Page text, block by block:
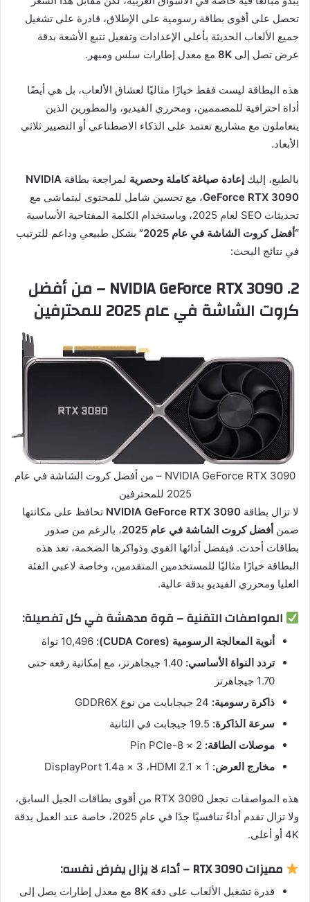
تحصل على أقوى بطاقة رسومية على الإطلاق، قادرة على تشغيل
جميع الألعاب الحديثة بأعلى الإعدادات وتفعيل تتبع الأشعة بدقة
عرض تصل إلى 8K مع معدل إطارات سلس ومبهر.
هذه البطاقة ليست فقط خيارًا مثاليًا لعشاق الألعاب، بل هي أيضًا
أداة احترافية للمصممين، ومحرري الفيديو، والمطورين الذين
يتعاملون مع مشاريع تعتمد على الذكاء الاصطناعي أو التصيير ثلاثي
الأبعاد.
بالطبع، إليك إعادة صياغة كاملة وحصرية لمراجعة بطاقة NVIDIA
GeForce RTX 3090، مع تحسين شامل للمحتوى ليتماشى مع
تحديثات SEO لعام 2025، وباستخدام الكلمة المفتاحية الأساسية
“أفضل كروت الشاشة في عام 2025”
بشكل طبيعي وداعم للترتيب
في نتائج البحث:
2. NVIDIA GeForce RTX 3090 – من أفضل
كروت الشاشة في عام 2025 للمحترفين
NVIDIA GeForce RTX 3090 – من أفضل كروت الشاشة في عام
2025 للمحترفين
لا تزال بطاقة NVIDIA GeForce RTX 3090 تحافظ على مكانتها
ضمن أفضل كروت الشاشة في عام 2025
، بالرغم من صدور
بطاقات أحدث. فبفضل أدائها القوي وذواكرها الضخمة، تعد هذه
البطاقة خيارًا مثاليًا للمستخدمين المتقدمين، وخاصة لاعبي الفئة
العليا ومحرري الفيديو بدقة عالية.
المواصفات التقنية – قوة مدهشة في كل تفصيلة:
أنوية المعالجة الرسومية (CUDA Cores):
تردد النواة الأساسي:
‏1.40 جيجاهرتز، مع إمكانية رفعه حتى
1.70 جيجاهرتز
ذاكرة رسومية:
سرعة الذاكرة:
موصلات الطاقة:
مخارج العرض:
هذه المواصفات تجعل RTX 3090 من أقوى بطاقات الجيل السابق،
ولا تزال تقدم أداءً تنافسيًا جدًا في عام 2025، خاصة عند العمل بدقة
4K أو أعلى.
مميزات RTX 3090 – أداء لا يزال يفرض نفسه:
قدرة تشغيل الألعاب على دقة 8K مع معدل إطارات يصل إلى